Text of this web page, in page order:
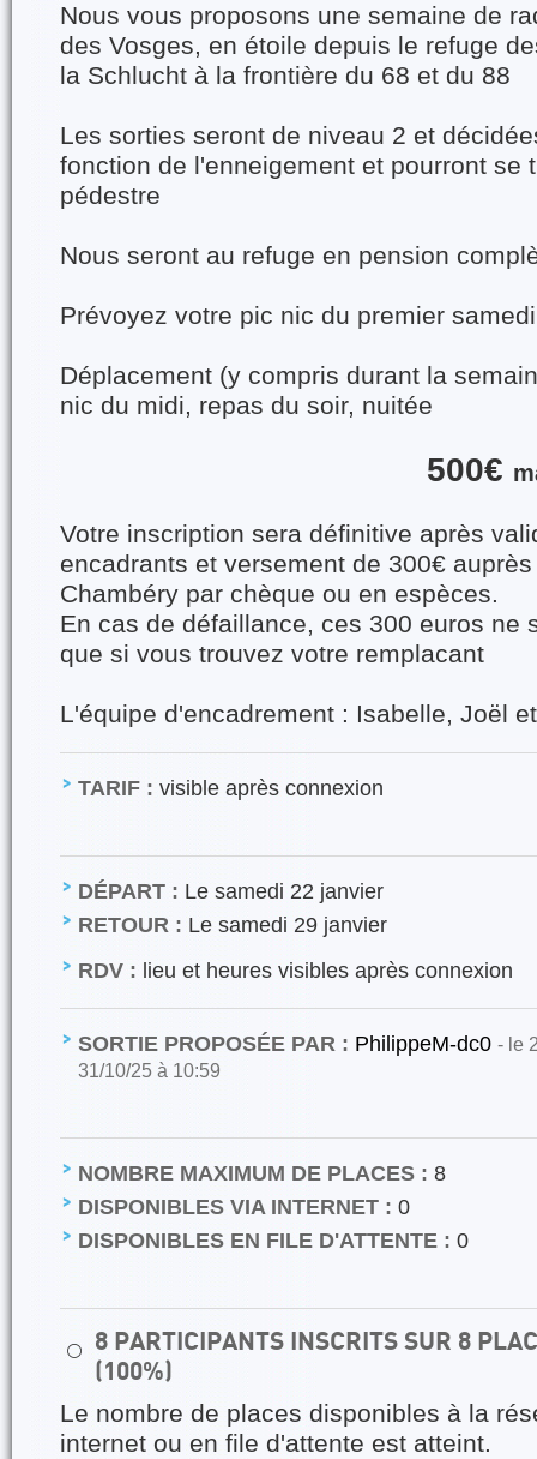
Nous vous proposons une semaine de
des Vosges, en étoile depuis le refuge
la Schlucht à la frontière du 68 et du 88
Les sorties seront de niveau 2 et
fonction de l'enneigement et pourront se
pédestre
Nous seront au refuge en pension
Prévoyez votre pic nic du premier
Déplacement (y compris durant la
nic du midi, repas du soir, nuitée
500€
Votre inscription sera définitive après
encadrants et versement de 300€
Chambéry par chèque ou en espèces.
En cas de défaillance, ces 300 euros ne
que si vous trouvez votre remplacant
L'équipe d'encadrement : Isabelle, Joël
TARIF : visible après connexion
DÉPART : Le samedi 22 janvier
RETOUR : Le samedi 29 janvier
RDV : lieu et heures visibles après connexion
SORTIE PROPOSÉE PAR : PhilippeM-dc0 - le
31/10/25 à 10:59
NOMBRE MAXIMUM DE PLACES : 8
DISPONIBLES VIA INTERNET : 0
DISPONIBLES EN FILE D'ATTENTE : 0
⚪
8 PARTICIPANTS INSCRITS SUR 8
(100%)
Le nombre de places disponibles à la
internet ou en file d'attente est atteint.